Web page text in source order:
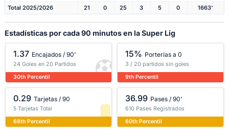
Total 2025/2026 21 0 25 3 5 0 1663'
Estadísticas por cada 90 minutos en la Super Lig
1.37 Encajados / 90'
24 Goles en 20 Partidos
30th Percentil
15% Porterías a 0
3 / 20 partidos sin goles
9th Percentil
0.29 Tarjetas / 90
5 Tarjetas Total
68th Percentil
36.99 Pases / 90'
610 Pases Registrados
60th Percentil